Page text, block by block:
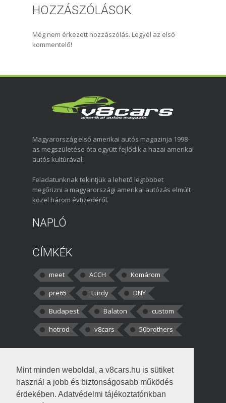
Mint minden weboldal, a v8cars.hu is sütiket
használ a jobb és biztonságosabb működés
érdekében. Adatvédelmi tájékoztatónkban
HOZZÁSZÓLÁSOK
Még nem érkezett hozzászólás. Legyél az első
kommentelő!
Magyarország első amerikai autós magazinja 1998-
as megszületése óta együtt fejlődik a hazai amerikai
autós kultúrával.
Feladatunknak tekintjük a lehető legtöbbet
megőrizni a magyarországi amerikai autózás elmúlt
közel három évtizedéről.
NAPLÓ
CÍMKÉK
meet ACCH
Komárom
pre65
Lurdy
DNY
Budapest
Balaton
custom
hotrod
v8cars 50brothers
kortisz:Elszúrtam! Én csak két
darabbaal számoltam. Nem tudtam, hogy fél autót,